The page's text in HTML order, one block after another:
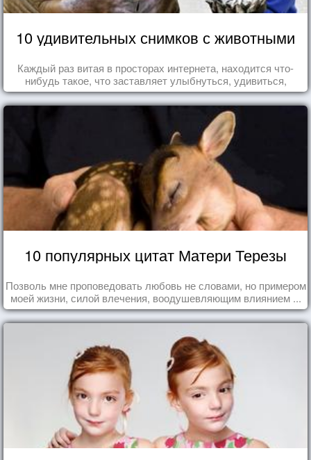
10 удивительных снимков с животными
Каждый раз витая в просторах интернета, находится что-
нибудь такое, что заставляет улыбнуться, удивиться,
восхититься...
10 популярных цитат Матери Терезы
Позволь мне проповедовать любовь не словами, но примером
моей жизни, силой влечения, воодушевляющим влиянием ...